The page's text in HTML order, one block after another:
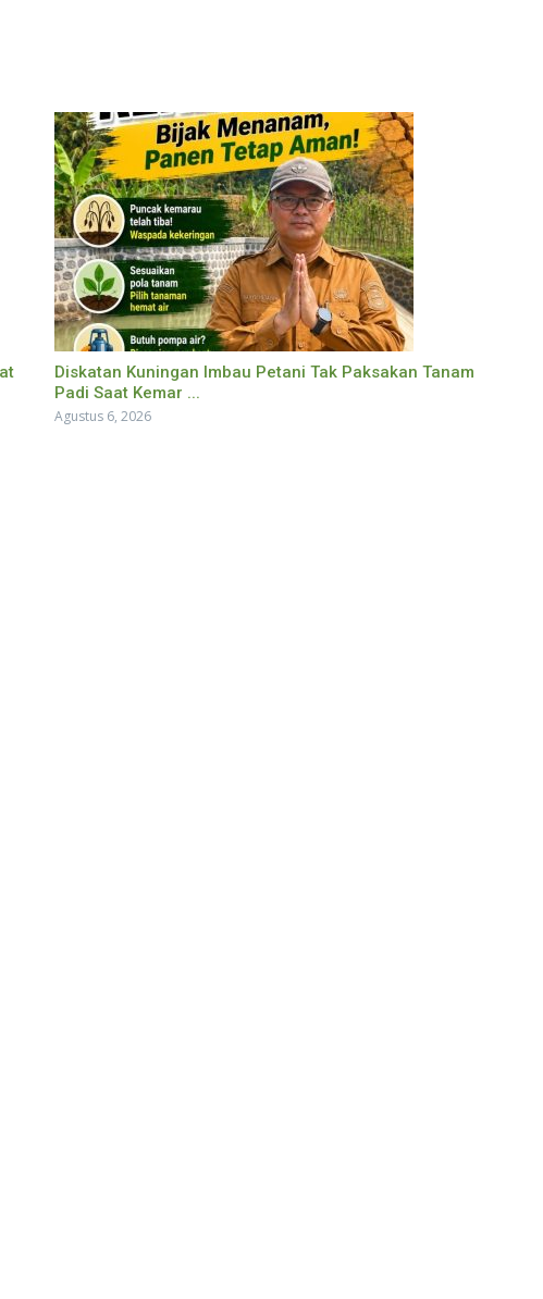
Diskatan Kuningan Imbau Petani Tak Paksakan Tanam
Padi Saat Kemar ...
Agustus 6, 2026